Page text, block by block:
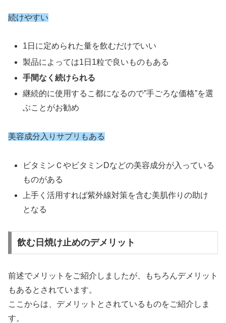
続けやすい
1日に定められた量を飲むだけでいい
製品によっては1日1粒で良いものもある
手間なく続けられる
継続的に使用するこ都になるので”手ごろな価格”を選
ぶことがお勧め
美容成分入りサプリもある
ビタミンＣやビタミンDなどの美容成分が入っている
ものがある
上手く活用すれば紫外線対策を含む美肌作りの助け
となる
飲む日焼け止めのデメリット
前述でメリットをご紹介しましたが、もちろんデメリット
もあるとされています。
ここからは、デメリットとされているものをご紹介しま
す。